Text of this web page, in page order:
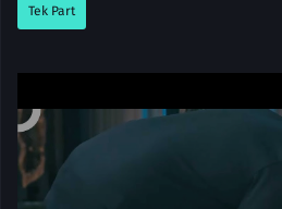
Tek Part